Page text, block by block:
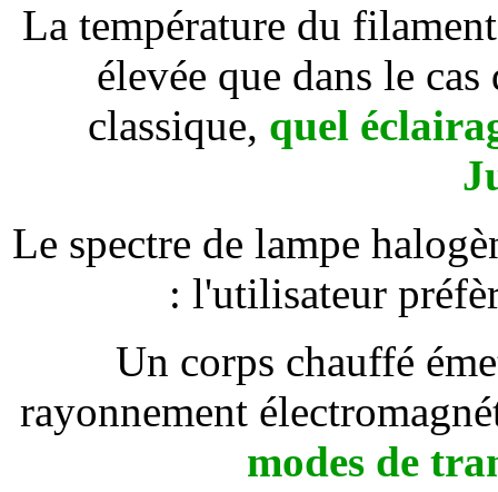
La température du
élevée que dans le
classique, quel
Le spectre de lampe
: l'utilisateur
Un corps chauffé
rayonnement
modes de